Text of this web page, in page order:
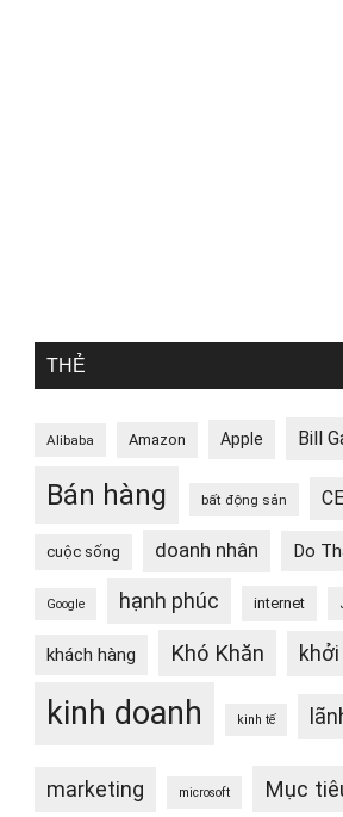
THẺ
Alibaba Amazon Apple Bill
Bán hàng bất động sản
cuộc sống doanh nhân Do
Google hạnh phúc internet
khách hàng Khó Khăn
kinh doanh kinh tế
marketing microsoft Mục